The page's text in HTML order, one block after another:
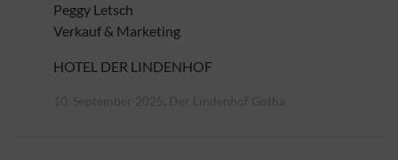
Peggy Letsch
Verkauf & Marketing
HOTEL DER LINDENHOF